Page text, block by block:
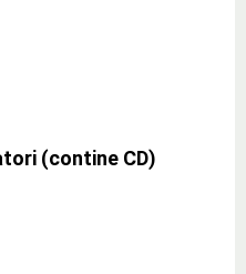
(contine CD)